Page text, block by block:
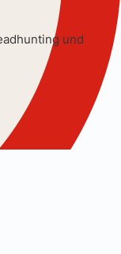
und